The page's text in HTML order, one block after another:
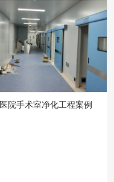
医院手术室净化工程案例